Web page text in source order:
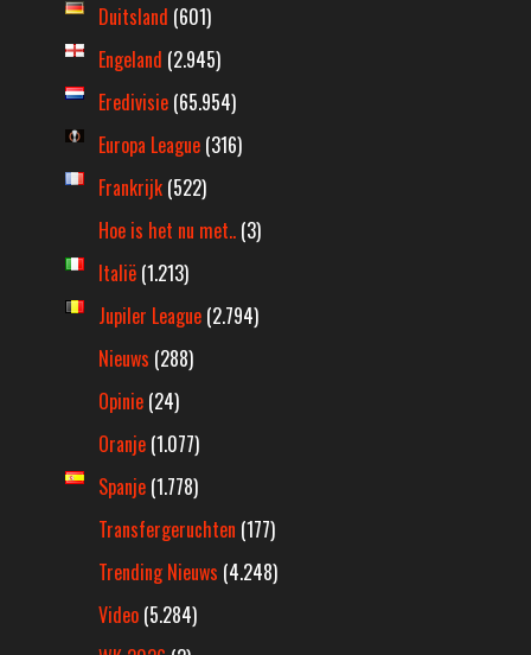
Duitsland (601)
Engeland (2.945)
Eredivisie (65.954)
Europa League (316)
Frankrijk (522)
Hoe is het nu met.. (3)
Italië (1.213)
Jupiler League (2.794)
Nieuws (288)
Opinie (24)
Oranje (1.077)
Spanje (1.778)
Transfergeruchten (177)
Trending Nieuws (4.248)
Video (5.284)